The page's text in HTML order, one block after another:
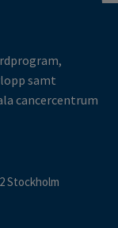
samt
cancercentrum
Stockholm